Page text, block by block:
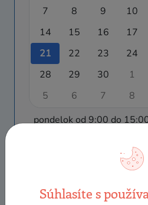
7
8 9 10
14
15 16 17
21
22 23 24
28
29 30 1
5
6 7 8
pondelok od 9:00 do
Súhlasíte s